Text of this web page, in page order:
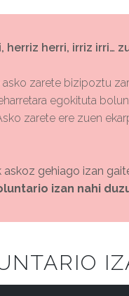
herriz herri, irriz irri…
zarete bizipoztu
egokituta
zarete ere zuen
askoz gehiago izan
izan nahi